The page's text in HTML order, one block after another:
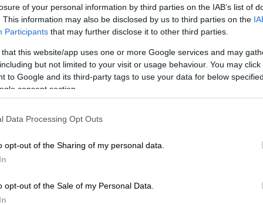
of your personal information by third parties on the IAB’s list of
This information may also be disclosed by us to third parties on the
Participants that may further disclose it to other third parties.
that this website/app uses one or more Google services and may
but not limited to your visit or usage behaviour. You may
to Google and its third-party tags to use your data for below
consent section.
Data Processing Opt Outs
opt-out of the Sharing of my personal data.
opt-out of the Sale of my Personal Data.
σε αίμα»: Η Κάουτερ Μπεν Χάνια
για την κατάσταση στη
ταινίας «Sinners», ανέβηκαν στη σκηνή
βραβείο της βραδιάς, για τα καλύτερα
είναι μαύροι, σταμάτησαν για λίγο όταν
με το χρώμα του δέρματός τους, πριν